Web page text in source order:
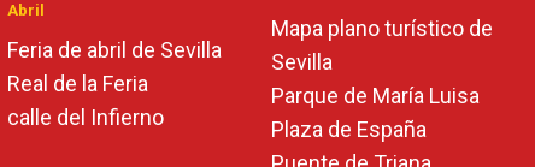
Abril
Feria de abril de Sevilla
Real de la Feria
calle del Infierno
Mapa plano turístico de
Sevilla
Parque de María Luisa
Plaza de España